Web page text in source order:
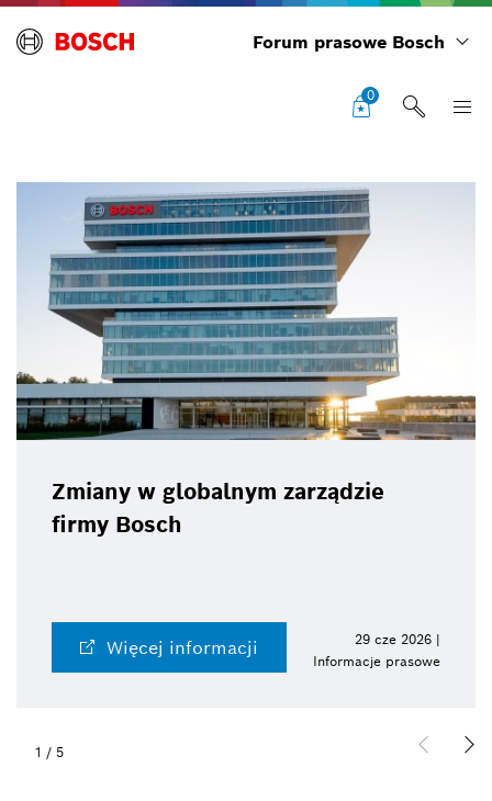
Forum prasowe Bosch
0
Zmiany w globalnym zarządzie
firmy Bosch
Więcej informacji
29 cze 2026 |
Informacje prasowe
1 / 5